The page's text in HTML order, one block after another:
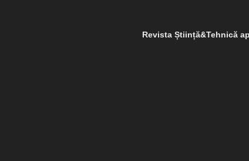
Revista Știință&Tehnică